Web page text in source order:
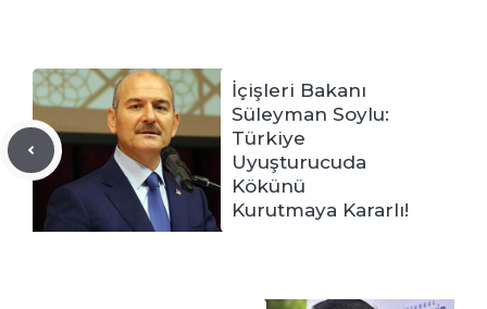
İçişleri Bakanı
Süleyman Soylu:
Türkiye
Uyuşturucuda
Kökünü
Kurutmaya Kararlı!